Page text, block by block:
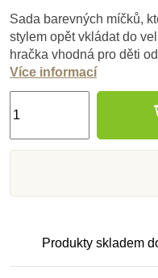
Sada barevných míčků,
stylem opět vkládat do
hračka vhodná pro děti
Více informací
Produkty skladem